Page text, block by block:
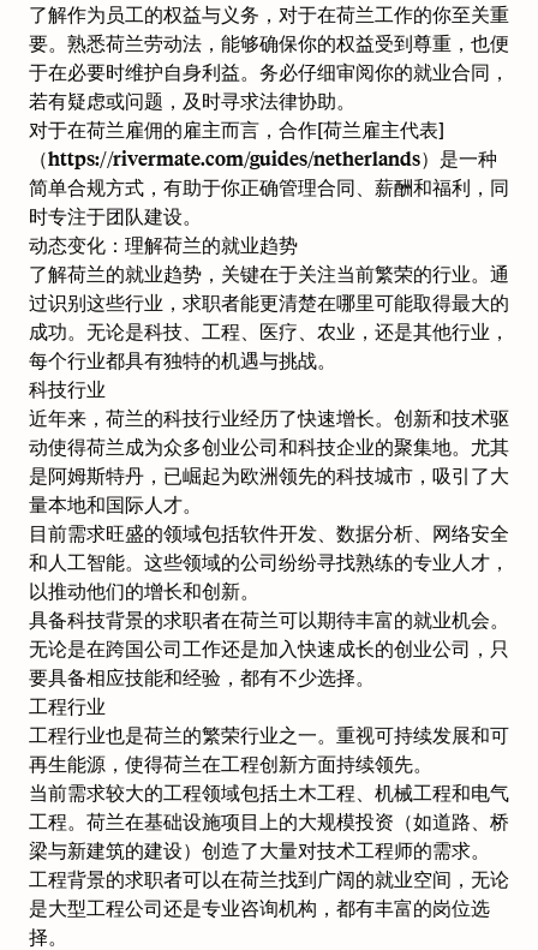
了解作为员工的权益与义务，对于在荷兰工作的你至关重
要。熟悉荷兰劳动法，能够确保你的权益受到尊重，也便
于在必要时维护自身利益。务必仔细审阅你的就业合同，
若有疑虑或问题，及时寻求法律协助。
对于在荷兰雇佣的雇主而言，合作[荷兰雇主代表]
（https://rivermate.com/guides/netherlands）是一种
简单合规方式，有助于你正确管理合同、薪酬和福利，同
时专注于团队建设。
动态变化：理解荷兰的就业趋势
了解荷兰的就业趋势，关键在于关注当前繁荣的行业。通
过识别这些行业，求职者能更清楚在哪里可能取得最大的
成功。无论是科技、工程、医疗、农业，还是其他行业，
每个行业都具有独特的机遇与挑战。
科技行业
近年来，荷兰的科技行业经历了快速增长。创新和技术驱
动使得荷兰成为众多创业公司和科技企业的聚集地。尤其
是阿姆斯特丹，已崛起为欧洲领先的科技城市，吸引了大
量本地和国际人才。
目前需求旺盛的领域包括软件开发、数据分析、网络安全
和人工智能。这些领域的公司纷纷寻找熟练的专业人才，
以推动他们的增长和创新。
具备科技背景的求职者在荷兰可以期待丰富的就业机会。
无论是在跨国公司工作还是加入快速成长的创业公司，只
要具备相应技能和经验，都有不少选择。
工程行业
工程行业也是荷兰的繁荣行业之一。重视可持续发展和可
再生能源，使得荷兰在工程创新方面持续领先。
当前需求较大的工程领域包括土木工程、机械工程和电气
工程。荷兰在基础设施项目上的大规模投资（如道路、桥
梁与新建筑的建设）创造了大量对技术工程师的需求。
工程背景的求职者可以在荷兰找到广阔的就业空间，无论
是大型工程公司还是专业咨询机构，都有丰富的岗位选
择。